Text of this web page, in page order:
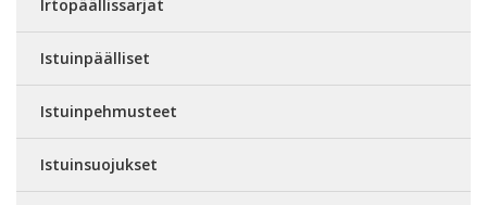
Irtopäällissarjat
Istuinpäälliset
Istuinpehmusteet
Istuinsuojukset